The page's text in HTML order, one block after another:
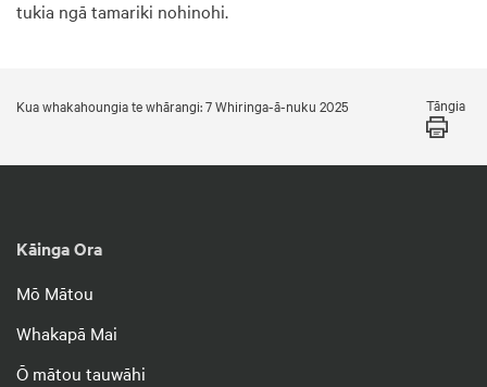
tukia ngā tamariki nohinohi.
Kua whakahoungia te whārangi: 7 Whiringa-ā-nuku 2025 Tāngia
Kāinga Ora
Mō Mātou
Whakapā Mai
Ō mātou tauwāhi